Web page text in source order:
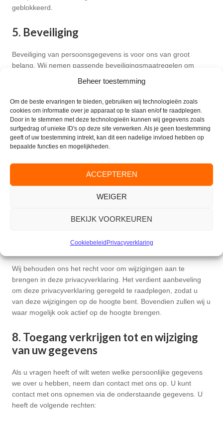
Beheer toestemming
Om de beste ervaringen te bieden, gebruiken wij technologieën zoals
cookies om informatie over je apparaat op te slaan en/of te raadplegen.
Door in te stemmen met deze technologieën kunnen wij gegevens zoals
surfgedrag of unieke ID's op deze site verwerken. Als je geen toestemming
geeft of uw toestemming intrekt, kan dit een nadelige invloed hebben op
bepaalde functies en mogelijkheden.
ACCEPTEREN
WEIGER
BEKIJK VOORKEUREN
CookiebeleidPrivacyverklaring
geblokkeerd.
5. Beveiliging
Beveiliging van persoonsgegevens is voor ons van groot
belang. Wij nemen passende beveiligingsmaatregelen om
persoonsgegevens te beperken. Zo zorgen wij dat alleen de
noodzakelijke personen toegang hebben tot uw gegevens, dat
de toegang tot de gegevens afgeschermd is en dat onze
veiligheidsmaatregelen regelmatig gecontroleerd worden.
6. Websites van derden
derden waar naar wordt verwezen via links op deze sites. We
betrouwbare en veilige manier behandelen. We raden u aan
gebruik maakt van deze sites.
7. Wijzigingen in deze privacyverklaring
Wij behouden ons het recht voor om wijzigingen aan te
brengen in deze privacyverklaring. Het verdient aanbeveling
om deze privacyverklaring geregeld te raadplegen, zodat u
van deze wijzigingen op de hoogte bent. Bovendien zullen wij u
waar mogelijk ook actief op de hoogte brengen.
8. Toegang verkrijgen tot en wijziging
van uw gegevens
Als u vragen heeft of wilt weten welke persoonlijke gegevens
we over u hebben, neem dan contact met ons op. U kunt
contact met ons opnemen via de onderstaande gegevens. U
heeft de volgende rechten: